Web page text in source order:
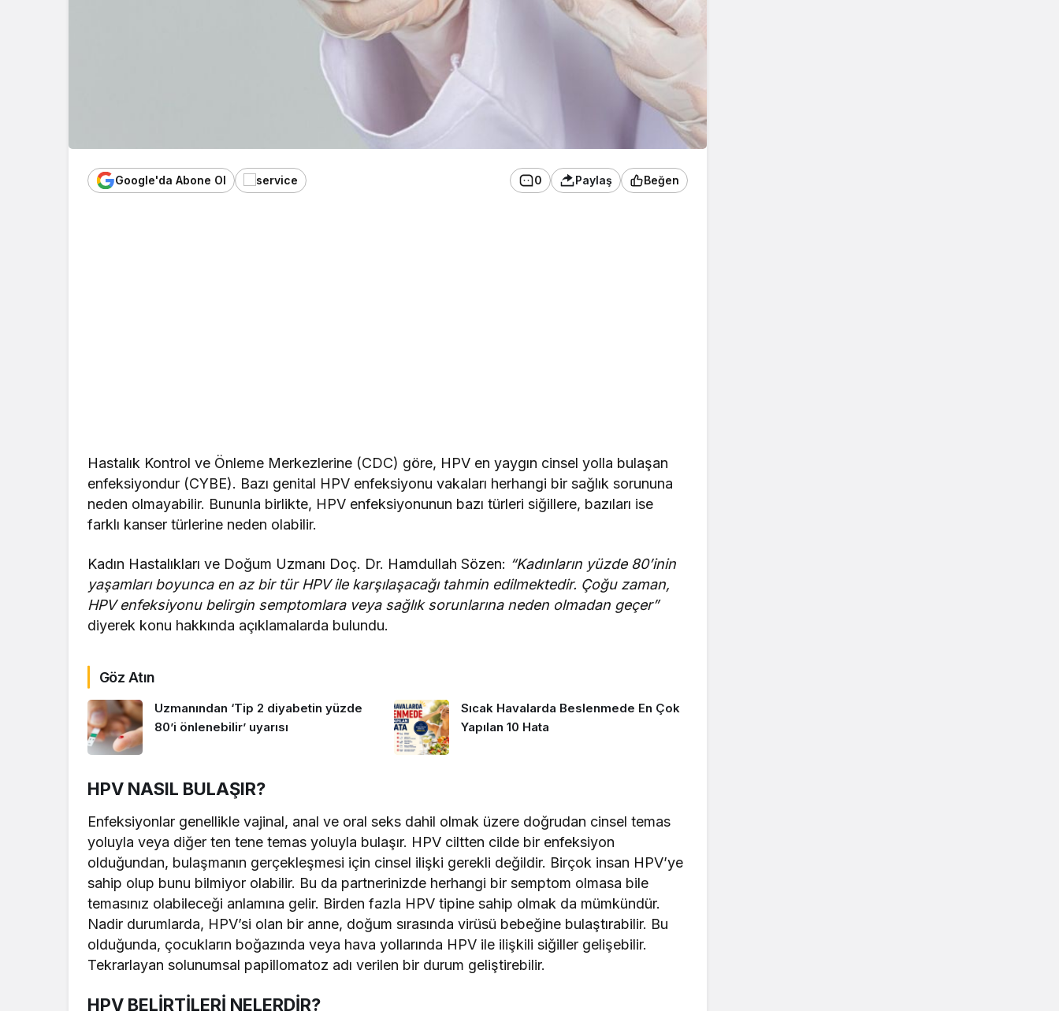
Google'da Abone Ol 0 Paylaş Beğen
Hastalık Kontrol ve Önleme Merkezlerine (CDC) göre, HPV en yaygın cinsel yolla bulaşan
enfeksiyondur (CYBE). Bazı genital HPV enfeksiyonu vakaları herhangi bir sağlık sorununa
neden olmayabilir. Bununla birlikte, HPV enfeksiyonunun bazı türleri siğillere, bazıları ise
farklı kanser türlerine neden olabilir.
Kadın Hastalıkları ve Doğum Uzmanı Doç. Dr. Hamdullah Sözen: “Kadınların yüzde 80’inin
yaşamları boyunca en az bir tür HPV ile karşılaşacağı tahmin edilmektedir. Çoğu zaman,
HPV enfeksiyonu belirgin semptomlara veya sağlık sorunlarına neden olmadan geçer”
diyerek konu hakkında açıklamalarda bulundu.
Göz Atın
Uzmanından ‘Tip 2 diyabetin yüzde
80’i önlenebilir’ uyarısı
Sıcak Havalarda Beslenmede En Çok
Yapılan 10 Hata
HPV NASIL BULAŞIR?
Enfeksiyonlar genellikle vajinal, anal ve oral seks dahil olmak üzere doğrudan cinsel temas
yoluyla veya diğer ten tene temas yoluyla bulaşır. HPV ciltten cilde bir enfeksiyon
olduğundan, bulaşmanın gerçekleşmesi için cinsel ilişki gerekli değildir. Birçok insan HPV’ye
sahip olup bunu bilmiyor olabilir. Bu da partnerinizde herhangi bir semptom olmasa bile
temasınız olabileceği anlamına gelir. Birden fazla HPV tipine sahip olmak da mümkündür.
Nadir durumlarda, HPV’si olan bir anne, doğum sırasında virüsü bebeğine bulaştırabilir. Bu
olduğunda, çocukların boğazında veya hava yollarında HPV ile ilişkili siğiller gelişebilir.
Tekrarlayan solunumsal papillomatoz adı verilen bir durum geliştirebilir.
HPV BELİRTİLERİ NELERDİR?